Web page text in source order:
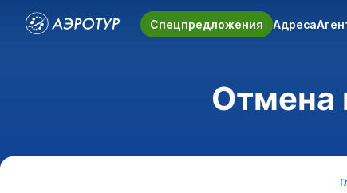
Спецпредложения Адреса
Отмена